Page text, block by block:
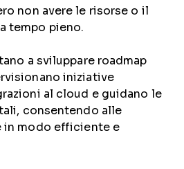
non avere le risorse o il
tempo pieno.
a sviluppare roadmap
iniziative
al cloud e guidano le
consentendo alle
in modo efficiente e